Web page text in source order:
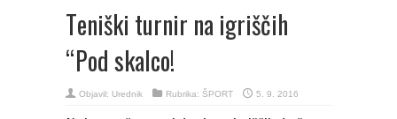
Teniški turnir na igriščih
“Pod skalco!
Objavil: Urednik Rubrika: ŠPORT 5. 9. 2016